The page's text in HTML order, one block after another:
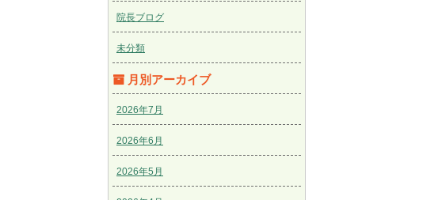
院長ブログ
未分類
月別アーカイブ
2026年7月
2026年6月
2026年5月